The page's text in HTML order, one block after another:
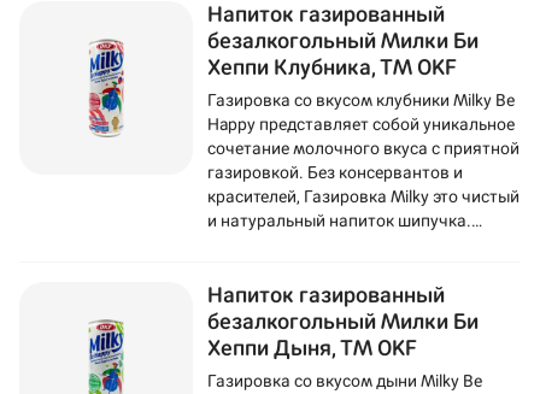
Напиток газированный
безалкогольный Милки Би
Хеппи Клубника, ТМ OKF
Газировка со вкусом клубники Milky Be
Happy представляет собой уникальное
сочетание молочного вкуса с приятной
газировкой. Без консервантов и
красителей, Газировка Milky это чистый
и натуральный напиток шипучка.
Нидерландов.
Напиток газированный
безалкогольный Милки Би
Хеппи Дыня, ТМ OKF
Газировка со вкусом дыни Milky Be